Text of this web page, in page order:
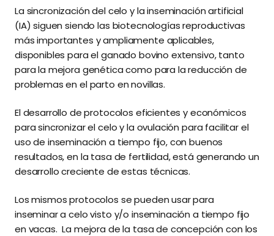
La sincronización del celo y la inseminación artificial
(IA) siguen siendo las biotecnologías reproductivas
más importantes y ampliamente aplicables,
disponibles para el ganado bovino extensivo, tanto
para la mejora genética como para la reducción de
problemas en el parto en novillas.
El desarrollo de protocolos eficientes y económicos
para sincronizar el celo y la ovulación para facilitar el
uso de inseminación a tiempo fijo, con buenos
resultados, en la tasa de fertilidad, está generando un
desarrollo creciente de estas técnicas.
Los mismos protocolos se pueden usar para
inseminar a celo visto y/o inseminación a tiempo fijo
en vacas. La mejora de la tasa de concepción con los